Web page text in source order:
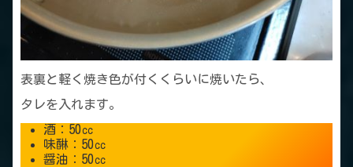
表裏と軽く焼き色が付くくらいに焼いたら、
タレを入れます。
酒：50㏄
味醂：50㏄
醤油：50㏄